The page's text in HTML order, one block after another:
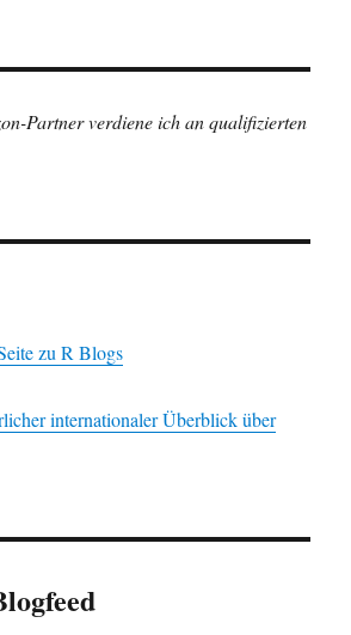
Partner verdiene ich an qualifizierten
zu R Blogs
internationaler Überblick über